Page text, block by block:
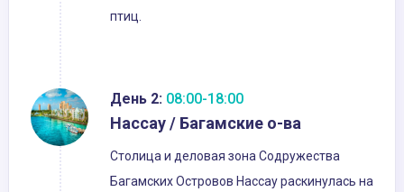
птиц.
День 2: 08:00-18:00
Нассау / Багамские о-ва
Столица и деловая зона Содружества
Багамских Островов Нассау раскинулась на